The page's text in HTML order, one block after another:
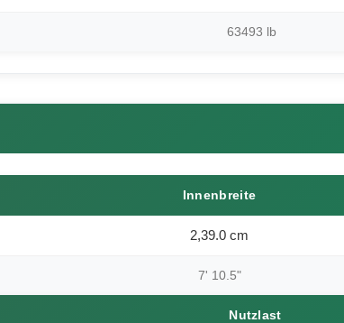
63493 lb
Innenbreite
2,39.0 cm
7' 10.5"
Nutzlast